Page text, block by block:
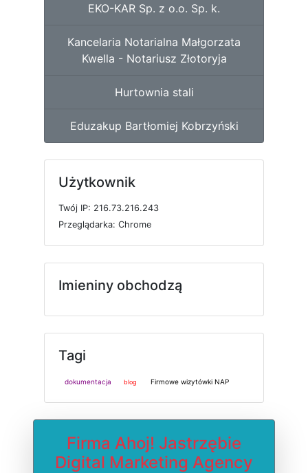
EKO-KAR Sp. z o.o. Sp. k.
Kancelaria Notarialna Małgorzata
Kwella - Notariusz Złotoryja
Hurtownia stali
Eduzakup Bartłomiej Kobrzyński
Użytkownik
Twój IP: 216.73.216.243
Przeglądarka: Chrome
Imieniny obchodzą
Tagi
dokumentacja blog Firmowe wizytówki NAP
Firma Ahoj! Jastrzębie
Digital Marketing Agency